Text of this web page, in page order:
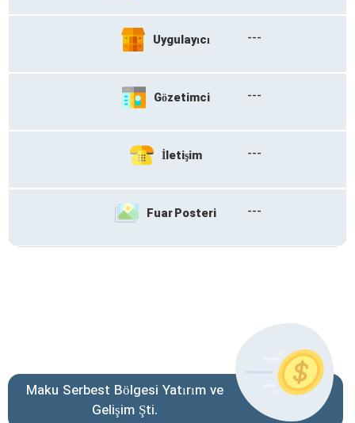
Uygulayıcı ---
Gözetimci ---
İletişim ---
Fuar Posteri ---
Maku Serbest Bölgesi Yatırım ve
Gelişim Şti.